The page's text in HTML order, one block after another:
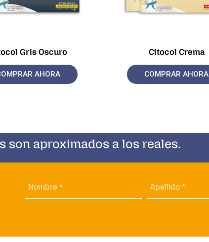
Gris Oscuro
AHORA
Citocol Crema
COMPRAR AHORA
son aproximados a los reales.
Nombre * Apellido *